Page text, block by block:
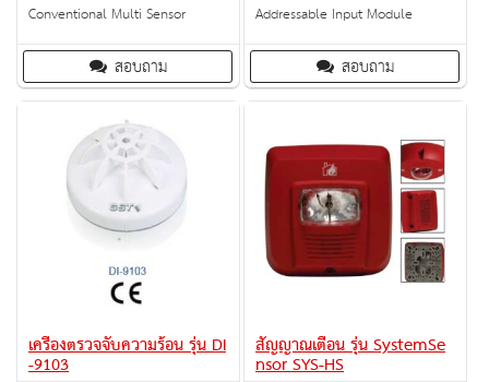
Conventional Multi Sensor
สอบถาม
Addressable Input Module
สอบถาม
เครื่องตรวจจับความร้อน รุ่น DI
-9103
สัญญาณเตือน รุ่น SystemSe
nsor SYS-HS